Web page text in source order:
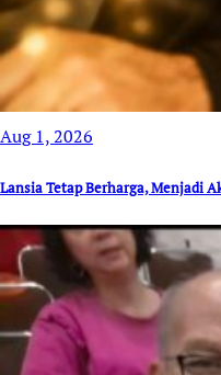
Aug 1, 2026
Lansia Tetap Berharga, Menjadi